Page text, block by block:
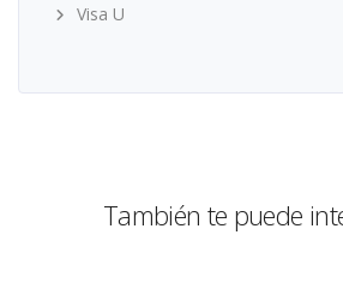
Visa U
También te puede